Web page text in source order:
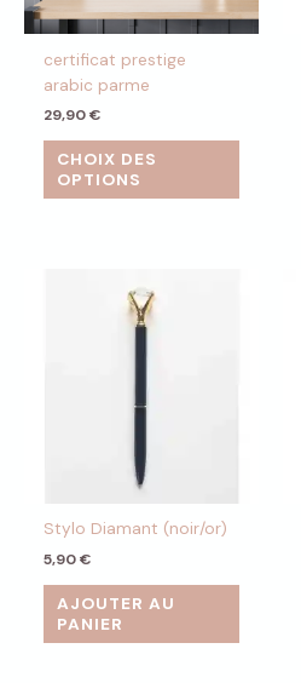
certificat prestige
arabic parme
29,90€
CHOIX DES
OPTIONS
être
choisies
du
Stylo Diamant (noir/or)
5,90€
AJOUTER AU
PANIER